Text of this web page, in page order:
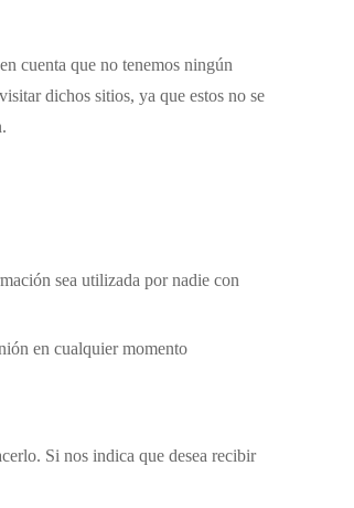
cuenta que no tenemos ningún
dichos sitios, ya que estos no se
sea utilizada por nadie con
en cualquier momento
Si nos indica que desea recibir